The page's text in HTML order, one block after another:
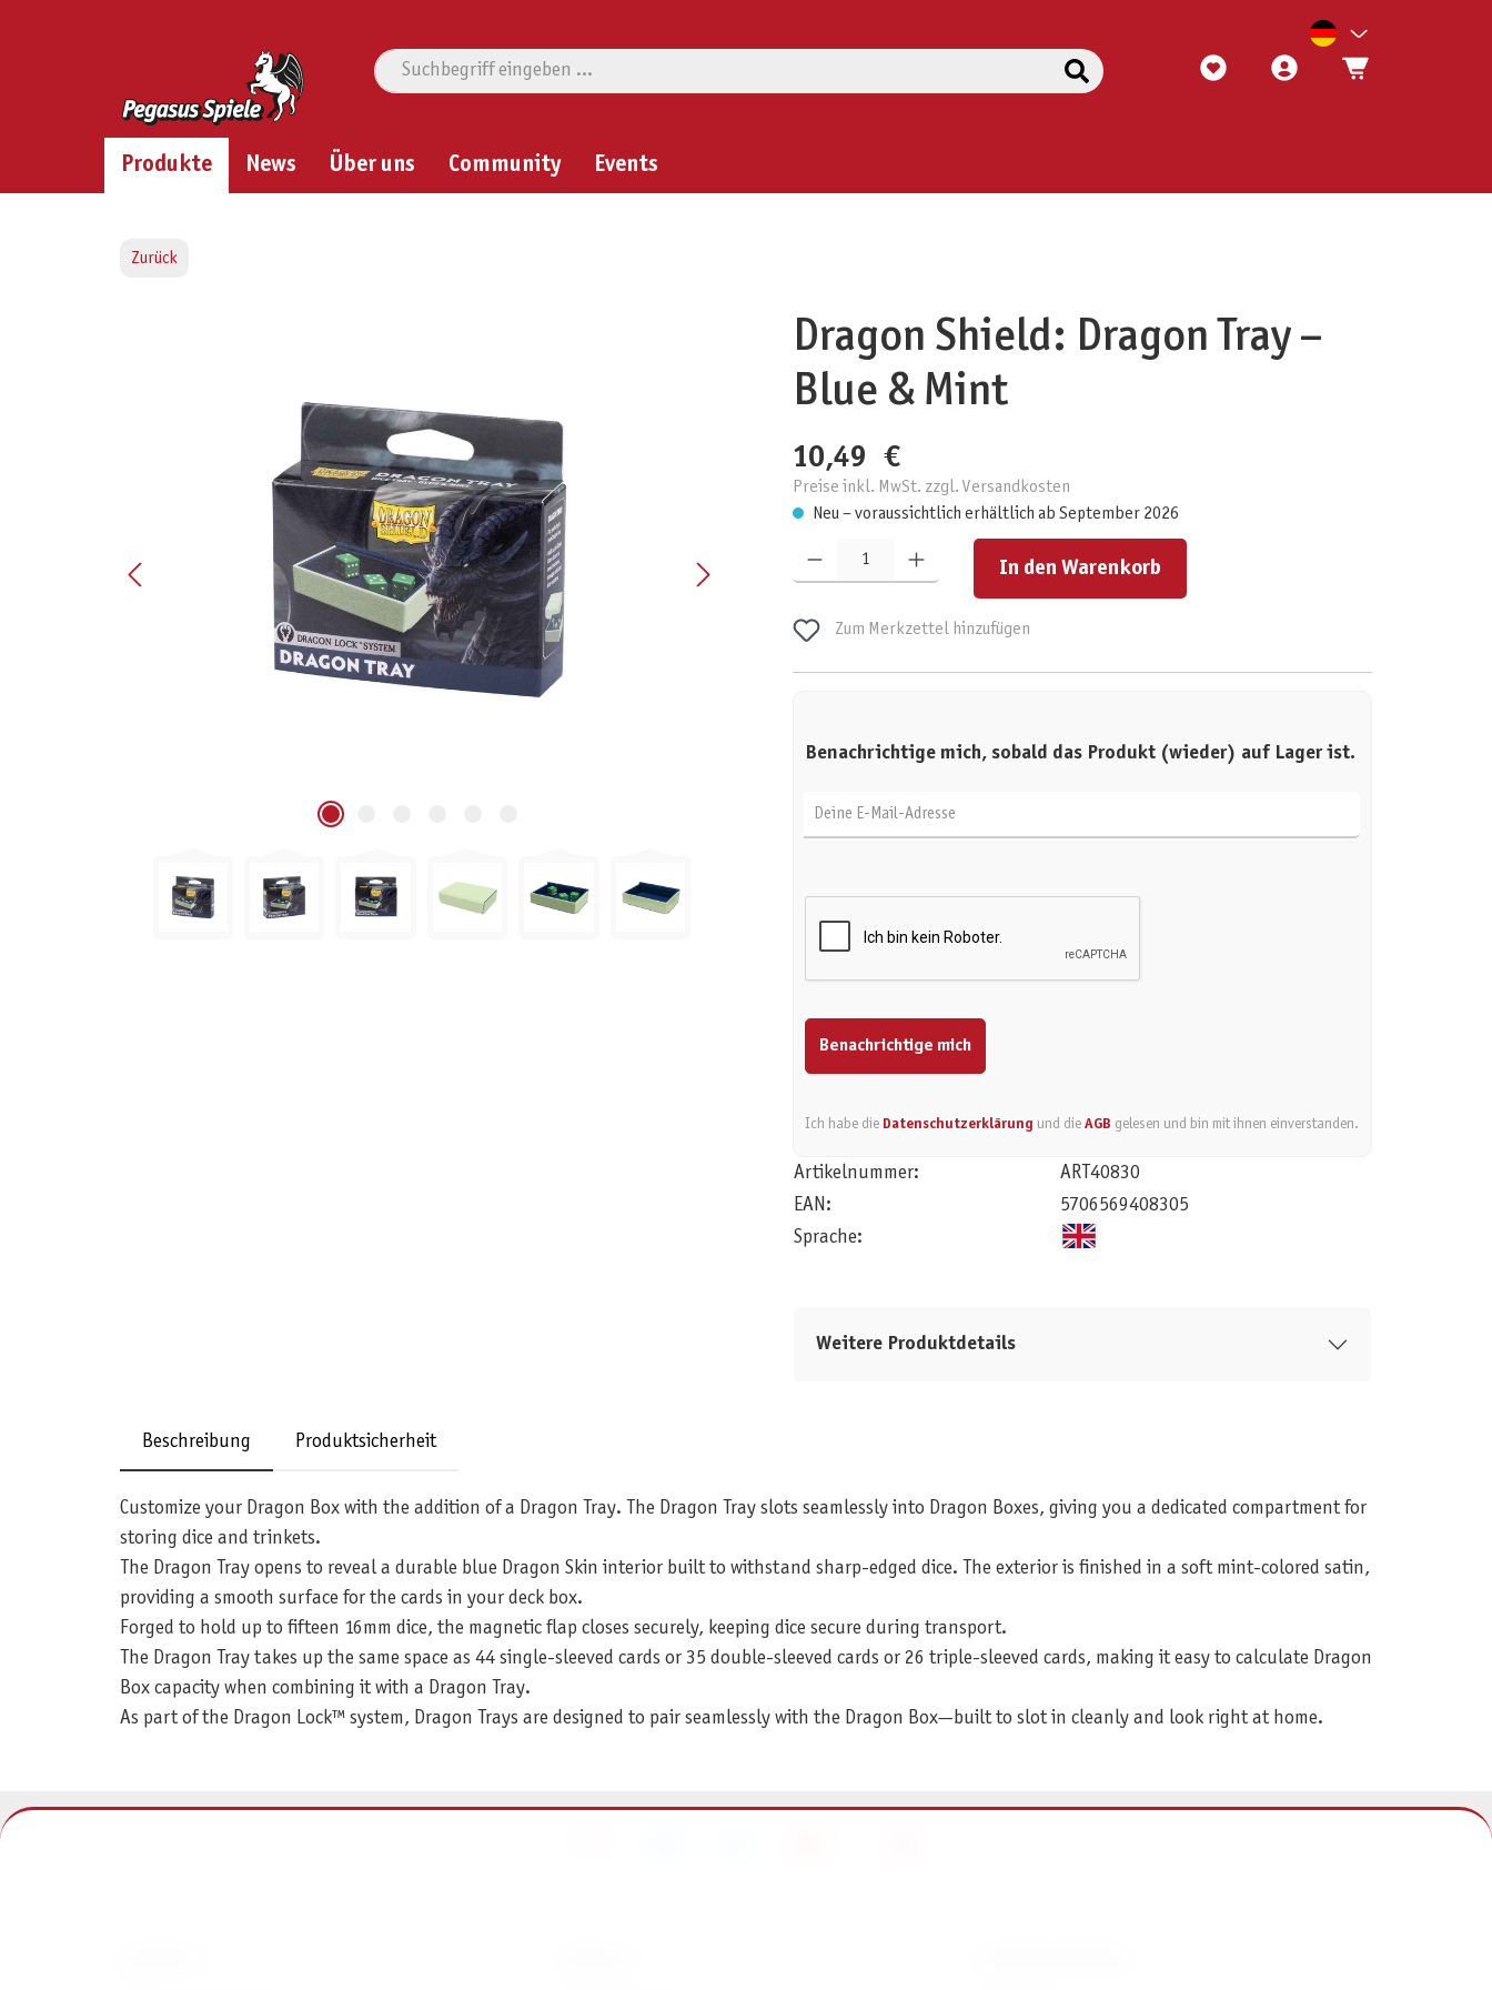
Produkte News Über uns Community Events
Zurück
Dragon Shield: Dragon Tray –
Blue & Mint
10,49 €
Preise inkl. MwSt. zzgl. Versandkosten
Neu – voraussichtlich erhältlich ab September 2026
Produkt Anzahl: Gib den gewünschten Wert ein oder benutze die Schaltflächen um die Anzahl zu erhöhen oder zu reduzieren.
In den Warenkorb
Zum Merkzettel hinzufügen
Benachrichtige mich, sobald das Produkt (wieder) auf Lager ist.
Benachrichtige mich
Ich habe die Datenschutzerklärung und dieAGB gelesen und bin mit ihnen einverstanden.
Artikelnummer:
ART40830
EAN:
5706569408305
Sprache:
Weitere Produktdetails
Beschreibung Produktsicherheit
Customize your Dragon Box with the addition of a Dragon Tray. The Dragon Tray slots seamlessly into Dragon Boxes, giving you a dedicated compartment for
storing dice and trinkets.
The Dragon Tray opens to reveal a durable blue Dragon Skin interior built to withstand sharp-edged dice. The exterior is finished in a soft mint-colored satin,
providing a smooth surface for the cards in your deck box.
Forged to hold up to fifteen 16mm dice, the magnetic flap closes securely, keeping dice secure during transport.
The Dragon Tray takes up the same space as 44 single-sleeved cards or 35 double-sleeved cards or 26 triple-sleeved cards, making it easy to calculate Dragon
Box capacity when combining it with a Dragon Tray.
As part of the Dragon Lock™ system, Dragon Trays are designed to pair seamlessly with the Dragon Box—built to slot in cleanly and look right at home.